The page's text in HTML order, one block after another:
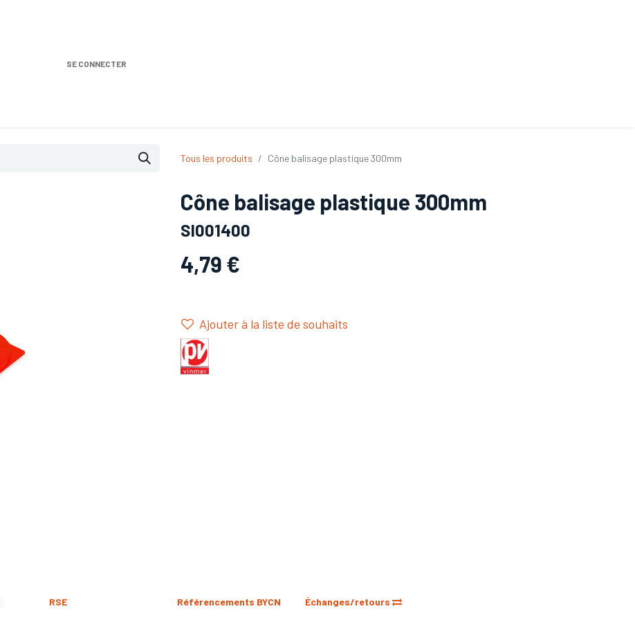
SE CONNECTER
Tous les produits Cône balisage plastique 300mm
Cône balisage plastique 300mm
SI001400
4,79 €
Ajouter à la liste de souhaits
Échanges/retours
Référencements BYCN
RSE